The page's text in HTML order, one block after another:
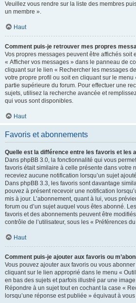
Veuillez vous rendre sur la liste des membres
un membre ».
Haut
Comment puis-je retrouver mes propres
Vos propres messages peuvent être affichés soit
« Afficher vos messages » dans le panneau de
cliquant sur le lien « Rechercher les messages
votre propre profil ou soit en cliquant sur le menu
partie supérieure du forum. Pour effectuer une
sujets, utilisez la recherche avancée et
qui vous sont disponibles.
Haut
Favoris et abonnements
Quelle est la différence entre les favoris et les
Dans phpBB 3.0, la fonctionnalité qui vous
favoris était similaire à celle présente dans votre
receviez aucune notification lorsqu’un sujet
Dans phpBB 3.3, les favoris sont davantage
pouvez à présent recevoir une notification
mis à jour. L’abonnement, quant à lui, vous
forum ou d’un sujet auquel vous êtes abonné.
favoris et des abonnements peuvent être
contrôle de l’utilisateur, sous les « Préférences
Haut
Comment puis-je ajouter aux favoris ou
Vous pouvez ajouter aux favoris ou vous
cliquant sur le lien approprié dans le menu «
en bas des sujets et parfois illustré par une
Répondre à un sujet tout en cochant la case «
lorsqu’une réponse est publiée » équivaut à